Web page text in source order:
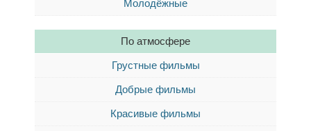
Молодёжные
По атмосфере
Грустные фильмы
Добрые фильмы
Красивые фильмы